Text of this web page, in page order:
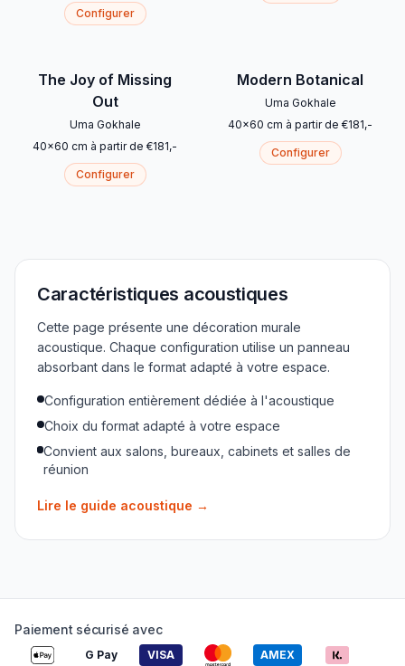
Configurer
The Joy of Missing
Out
Uma Gokhale
40x60 cm à partir de €181,-
Configurer
Modern Botanical
Uma Gokhale
40x60 cm à partir de €181,-
Configurer
Caractéristiques acoustiques
Cette page présente une décoration murale
acoustique. Chaque configuration utilise un panneau
absorbant dans le format adapté à votre espace.
Configuration entièrement dédiée à l'acoustique
Choix du format adapté à votre espace
Convient aux salons, bureaux, cabinets et salles de
réunion
Lire le guide acoustique →
Paiement sécurisé avec
G Pay VISA AMEX